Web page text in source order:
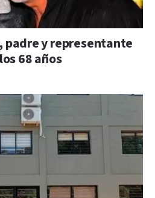
padre y representante
68 años